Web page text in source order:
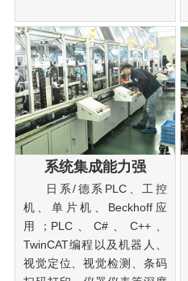
系统集成能力强
日系/德系PLC、工控
机、单片机、Beckhoff应
用；PLC、C#、C++、
TwinCAT编程以及机器人、
视觉定位、视觉检测、条码